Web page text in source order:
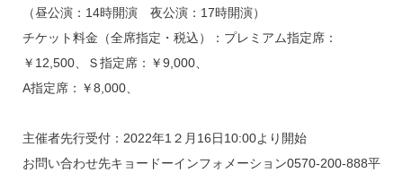
（昼公演：14時開演 夜公演：17時開演）
チケット料金（全席指定・税込）：プレミアム指定席：
￥12,500、Ｓ指定席：￥9,000、
A指定席：￥8,000、
主催者先行受付：2022年1２月16日10:00より開始
お問い合わせ先キョードーインフォメーション0570-200-888平